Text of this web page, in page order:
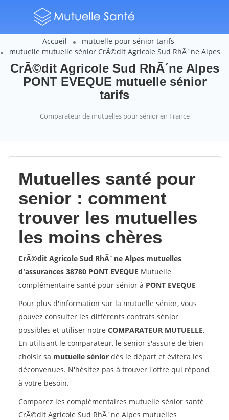
Accueil
mutuelle pour sénior tarifs
mutuelle mutuelle sénior CrÃ©dit Agricole Sud RhÃ´ne Alpes
CrÃ©dit Agricole Sud RhÃ´ne Alpes
PONT EVEQUE mutuelle sénior
tarifs
Comparateur de mutuelles pour sénior en France
Mutuelles santé pour
senior : comment
trouver les mutuelles
les moins chères
CrÃ©dit Agricole Sud RhÃ´ne Alpes mutuelles
d'assurances 38780 PONT EVEQUE Mutuelle
complémentaire santé pour sénior à PONT EVEQUE
Pour plus d'information sur la mutuelle sénior, vous
pouvez consulter les différents contrats sénior
possibles et utiliser notre COMPARATEUR MUTUELLE.
En utilisant le comparateur, le senior s'assure de bien
choisir sa mutuelle sénior dès le départ et évitera les
déconvenues. N'hésitez pas à trouver l'offre qui répond
à votre besoin.
Comparez les complémentaires mutuelle sénior santé
CrÃ©dit Agricole Sud RhÃ´ne Alpes mutuelles